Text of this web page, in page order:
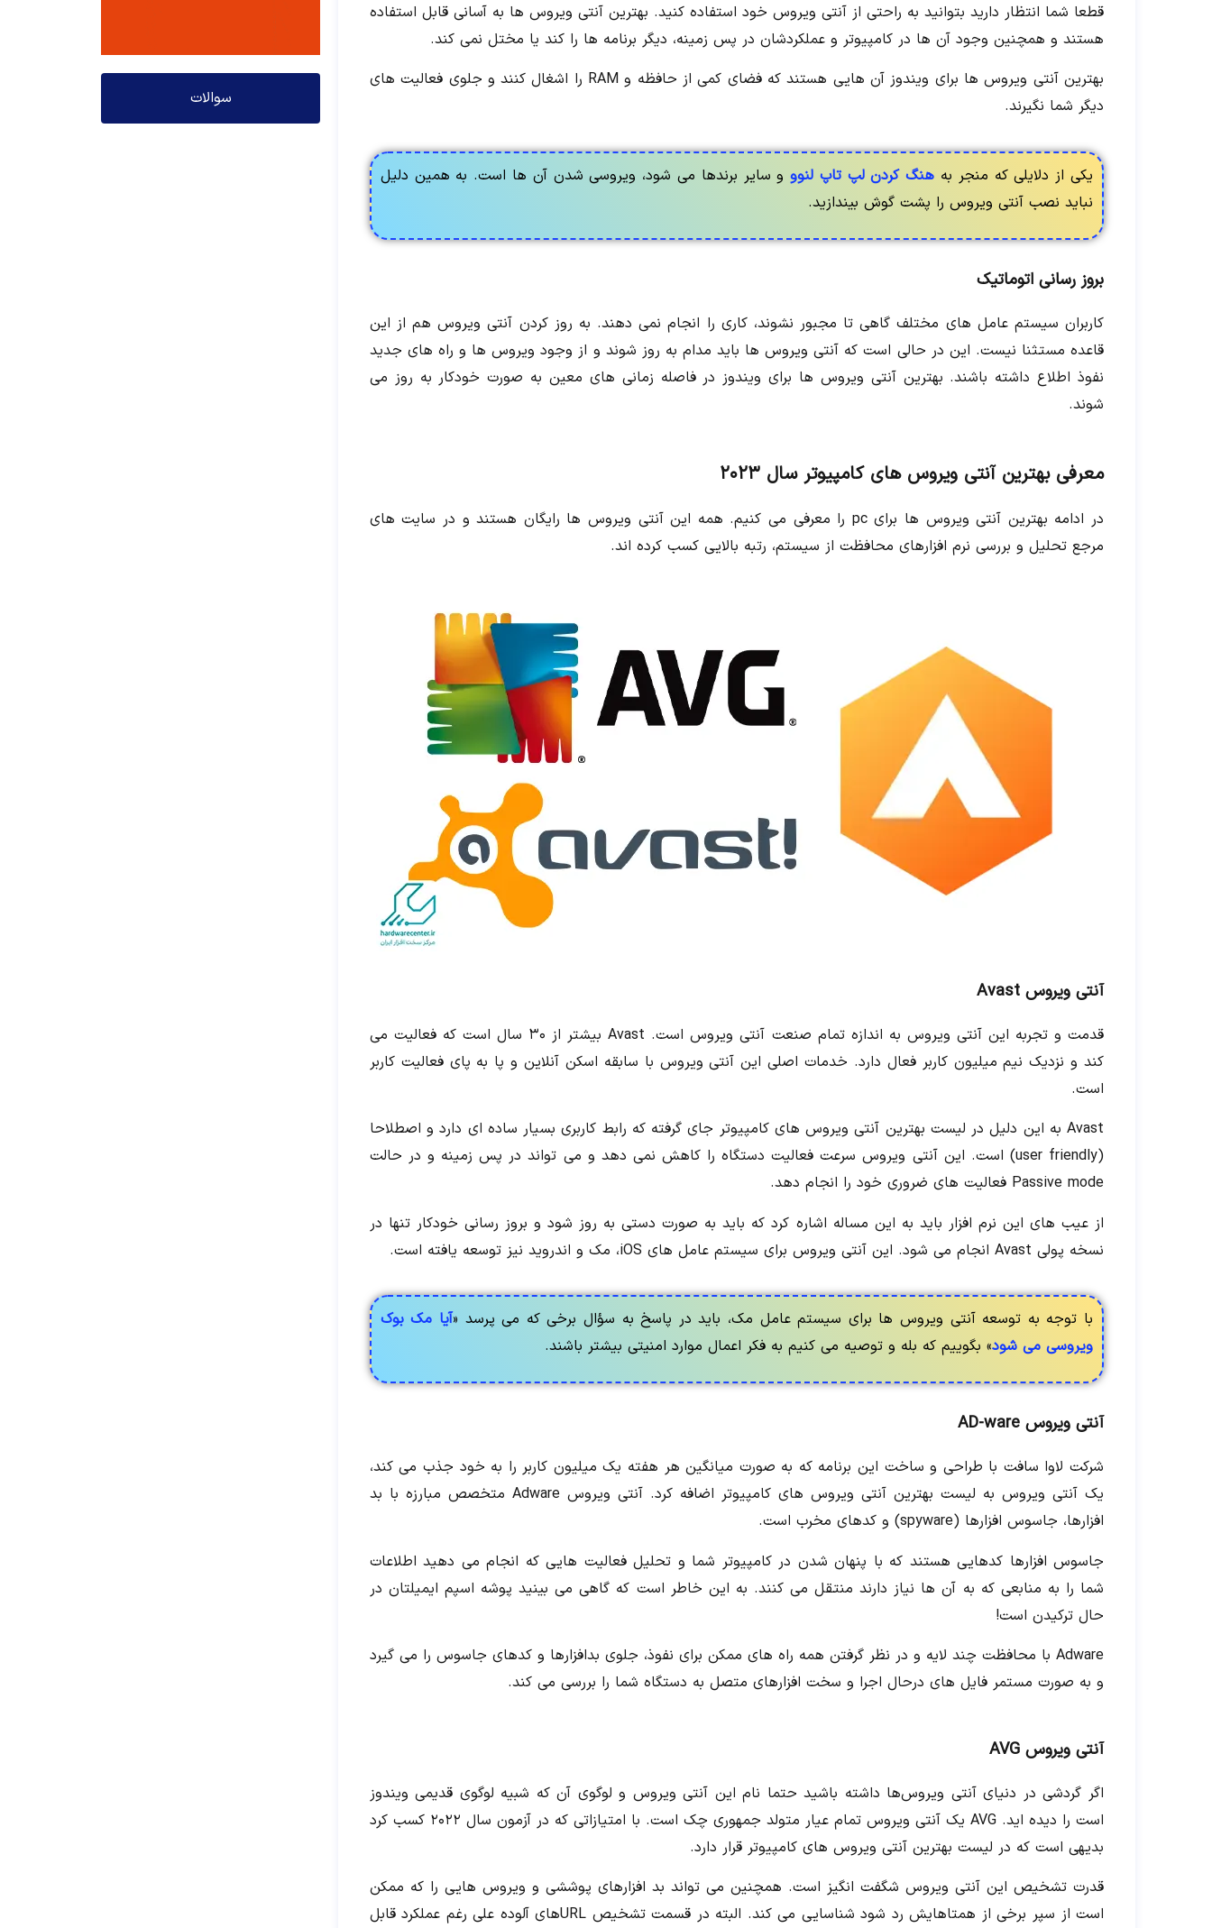
قطعا شما انتظار دارید بتوانید به راحتی از آنتی ویروس خود استفاده کنید. بهترین آنتی ویروس ها به آسانی قابل استفاده
هستند و همچنین وجود آن ها در کامپیوتر و عملکردشان در پس زمینه، دیگر برنامه ها را کند یا مختل نمی کند.
بهترین آنتی ویروس ها برای ویندوز آن هایی هستند که فضای کمی از حافظه و RAM را اشغال کنند و جلوی فعالیت های
دیگر شما نگیرند.
یکی از دلایلی که منجر به هنگ کردن لپ تاپ لنوو و سایر برندها می شود، ویروسی شدن آن ها است. به همین دلیل
نباید نصب آنتی ویروس را پشت گوش بیندازید.
بروز رسانی اتوماتیک
کاربران سیستم عامل های مختلف گاهی تا مجبور نشوند، کاری را انجام نمی دهند. به روز کردن آنتی ویروس هم از این
قاعده مستثنا نیست. این در حالی است که آنتی ویروس ها باید مدام به روز شوند و از وجود ویروس ها و راه های جدید
نفوذ اطلاع داشته باشند. بهترین آنتی ویروس ها برای ویندوز در فاصله زمانی های معین به صورت خودکار به روز می‌
شوند.
معرفی بهترین آنتی ویروس های کامپیوتر سال ۲۰۲۳
در ادامه بهترین آنتی ویروس ها برای pc را معرفی می کنیم. همه این آنتی ویروس ها رایگان هستند و در سایت های
مرجع تحلیل و بررسی نرم افزارهای محافظت از سیستم، رتبه بالایی کسب کرده اند.
آنتی ویروس Avast
قدمت و تجربه این آنتی ویروس به اندازه تمام صنعت آنتی ویروس است. Avast بیشتر از ۳۰ سال است که فعالیت می
کند و نزدیک نیم میلیون کاربر فعال دارد. خدمات اصلی این آنتی ویروس با سابقه اسکن آنلاین و پا به پای فعالیت کاربر
است.
Avast به این دلیل در لیست بهترین آنتی ویروس های کامپیوتر جای گرفته که رابط کاربری بسیار ساده ای دارد و اصطلاحا
(user friendly) است. این آنتی ویروس سرعت فعالیت دستگاه را کاهش نمی دهد و می تواند در پس زمینه و در حالت
Passive mode فعالیت های ضروری خود را انجام دهد.
از عیب های این نرم افزار باید به این مساله اشاره کرد که باید به صورت دستی به روز شود و بروز رسانی خودکار تنها در
نسخه پولی Avast انجام می شود. این آنتی ویروس برای سیستم عامل های iOS، مک و اندروید نیز توسعه یافته است.
با توجه به توسعه آنتی ویروس ها برای سیستم عامل مک، باید در پاسخ به سؤال برخی که می پرسد «آیا مک بوک
ویروسی می شود» بگوییم که بله و توصیه می کنیم به فکر اعمال موارد امنیتی بیشتر باشند.
آنتی ویروس AD-ware
شرکت لاوا سافت با طراحی و ساخت این برنامه که به صورت میانگین هر هفته یک میلیون کاربر را به خود جذب می کند،
یک آنتی ویروس به لیست بهترین آنتی ویروس های کامپیوتر اضافه کرد. آنتی ویروس Adware متخصص مبارزه با بد
افزارها، جاسوس افزارها (spyware) و کدهای مخرب است.
جاسوس افزارها کدهایی هستند که با پنهان شدن در کامپیوتر شما و تحلیل فعالیت هایی که انجام می دهید اطلاعات
شما را به منابعی که به آن ها نیاز دارند منتقل می کنند. به این خاطر است که گاهی می بینید پوشه اسپم ایمیلتان در
حال ترکیدن است!
Adware با محافظت چند لایه و در نظر گرفتن همه راه های ممکن برای نفوذ، جلوی بدافزارها و کدهای جاسوس را می گیرد
و به صورت مستمر فایل های درحال اجرا و سخت افزارهای متصل به دستگاه شما را بررسی می کند.
آنتی ویروس AVG
اگر گردشی در دنیای آنتی ویروس‌ها داشته باشید حتما نام این آنتی ویروس و لوگوی آن که شبیه لوگوی قدیمی ویندوز
است را دیده اید. AVG یک آنتی ویروس تمام عیار متولد جمهوری چک است. با امتیازاتی که در آزمون سال ۲۰۲۲ کسب کرد
بدیهی است که در لیست بهترین آنتی ویروس های کامپیوتر قرار دارد.
قدرت تشخیص این آنتی ویروس شگفت انگیز است. همچنین می تواند بد افزارهای پوششی و ویروس هایی را که ممکن
است از سپر برخی از همتاهایش رد شود شناسایی می کند. البته در قسمت تشخیص URLهای آلوده علی رغم عملکرد قابل
سوالات